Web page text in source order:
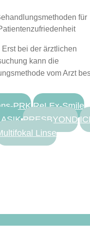
für
Erst bei der ärztlichen
kann die
vom Arzt
PRKReLEx-Smile
PRESBYOND
Linse